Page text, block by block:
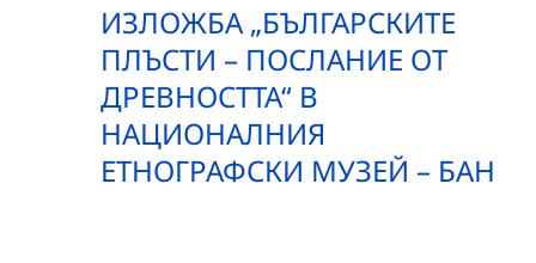
ИЗЛОЖБА „БЪЛГАРСКИТЕ
ПЛЪСТИ – ПОСЛАНИЕ ОТ
ДРЕВНОСТТА“ В
НАЦИОНАЛНИЯ
ЕТНОГРАФСКИ МУЗЕЙ – БАН